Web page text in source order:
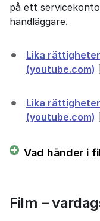
på ett
handläggare.
Lika
(youtube.com)
Lika
(youtube.com)
Vad händer i
Film –